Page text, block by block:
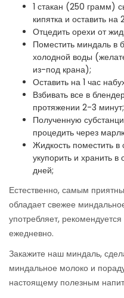
1 стакан (250 грамм)
кипятка и оставить
Отцедить орехи от
Поместить миндаль в
холодной воды
из-под крана);
Оставить на 1 час
Взбивать все в
протяжении 2-3 минут;
Полученную
процедить через
Жидкость поместить в
укупорить и хранить
дней;
Естественно, самым
обладает свежее
употребляет,
ежедневно.
Закажите наш миндаль,
миндальное молоко и
настоящему полезным